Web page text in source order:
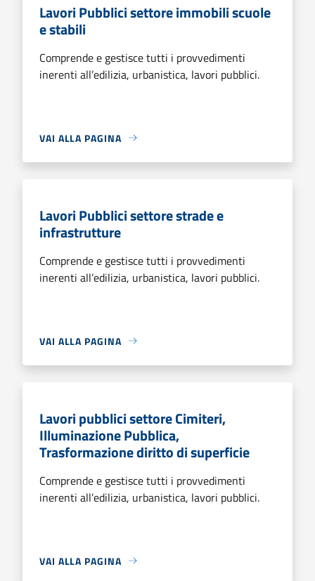
Lavori Pubblici settore immobili scuole
e stabili
Comprende e gestisce tutti i provvedimenti
inerenti all’edilizia, urbanistica, lavori pubblici.
VAI ALLA PAGINA
Lavori Pubblici settore strade e
infrastrutture
Comprende e gestisce tutti i provvedimenti
inerenti all’edilizia, urbanistica, lavori pubblici.
VAI ALLA PAGINA
Lavori pubblici settore Cimiteri,
Illuminazione Pubblica,
Trasformazione diritto di superficie
Comprende e gestisce tutti i provvedimenti
inerenti all’edilizia, urbanistica, lavori pubblici.
VAI ALLA PAGINA